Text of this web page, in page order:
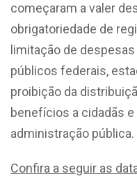
começaram a valer
obrigatoriedade de
limitação de
públicos federais,
proibição da
benefícios a cidadãs
administração pública.
Confira a seguir as